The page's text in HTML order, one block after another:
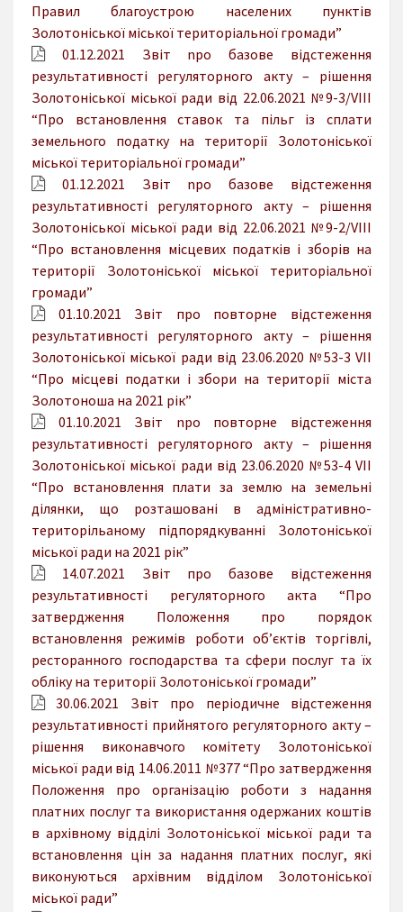
Правил благоустрою населених пунктів
Золотоніської міської територіальної громади”
01.12.2021 Звіт npo базове відстеження
результативності регуляторного акту – рішення
Золотоніської міської ради від 22.06.2021 №9-3/VIII
“Про встановлення ставок та пільг із сплати
земельного податку на території Золотоніської
міської територіальної громади”
01.12.2021 Звіт npo базове відстеження
результативності регуляторного акту – рішення
Золотоніської міської ради від 22.06.2021 №9-2/VIII
“Про встановлення місцевих податків і зборів на
території Золотоніської міської територіальної
громади”
01.10.2021 Звіт про повторне відстеження
результативності регуляторного акту – рішення
Золотоніської міської ради від 23.06.2020 №53-3 VII
“Про місцеві податки і збори на території міста
Золотоноша на 2021 рік”
01.10.2021 Звіт npo повторне відстеження
результативності регуляторного акту – рішення
Золотоніської міської ради від 23.06.2020 №53-4 VII
“Про встановлення плати за землю на земельні
ділянки, що розташовані в адміністративно-
територільаному підпорядкуванні Золотоніської
міської ради на 2021 рік”
14.07.2021 Звіт про базове відстеження
результативності регуляторного акта “Про
затвердження Положення про порядок
встановлення режимів роботи об’єктів торгівлі,
ресторанного господарства та сфери послуг та їх
обліку на території Золотоніської громади”
30.06.2021 Звіт про періодичне відстеження
результативності прийнятого регуляторного акту –
рішення виконавчого комітету Золотоніської
міської ради від 14.06.2011 №377 “Про затвердження
Положення про організацію роботи з надання
платних послуг та використання одержаних коштів
в архівному відділі Золотоніської міської ради та
встановлення цін за надання платних послуг, які
виконуються архівним відділом Золотоніської
міської ради”